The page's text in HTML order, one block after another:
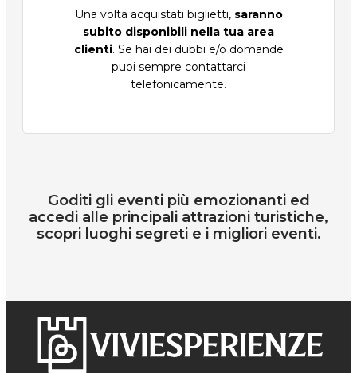
Una volta acquistati biglietti, saranno
subito disponibili nella tua area
clienti. Se hai dei dubbi e/o domande
puoi sempre contattarci
telefonicamente.
Goditi gli eventi più emozionanti ed
accedi alle principali attrazioni turistiche,
scopri luoghi segreti e i migliori eventi.